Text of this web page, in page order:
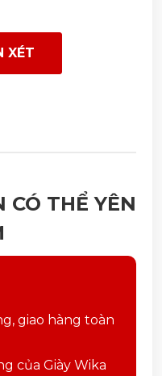
XÉT
CÓ THỂ YÊN
giao hàng toàn
của Giày Wika